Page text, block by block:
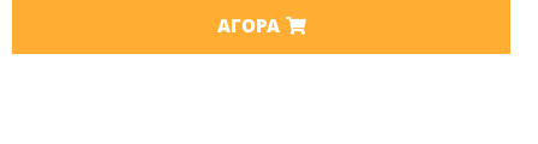
ΑΓΟΡΆ